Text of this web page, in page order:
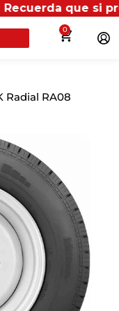
que si
0
Radial RA08